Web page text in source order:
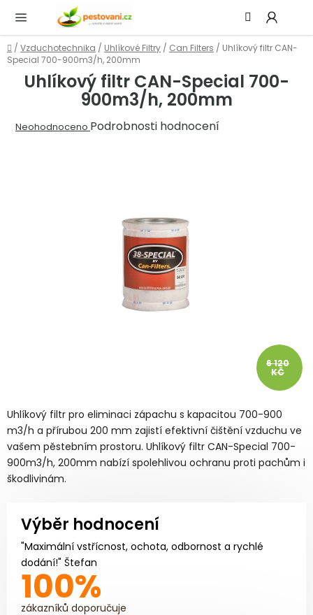
obsah
Domů
/ Vzduchotechnika / Uhlíkové Filtry / Can Filters / Uhlíkový filtr CAN-
Special 700-900m3/h, 200mm
Uhlíkový filtr pro eliminaci zápachu s kapacitou 700-900
m3/h a přírubou 200 mm zajistí efektivní čištění vzduchu ve
vašem pěstebním prostoru. Uhlíkový filtr CAN-Special 700-
900m3/h, 200mm nabízí spolehlivou ochranu proti pachům i
škodlivinám.
Výběr hodnocení
"Maximální vstřícnost, ochota, odbornost a rychlé
dodání!" Štefan
100%
zákazníků doporučuje
Uhlíkový filtr CAN-Special 700-
900m3/h, 200mm
Průměrné
Neohodnoceno Podrobnosti hodnocení
6 120
KČ